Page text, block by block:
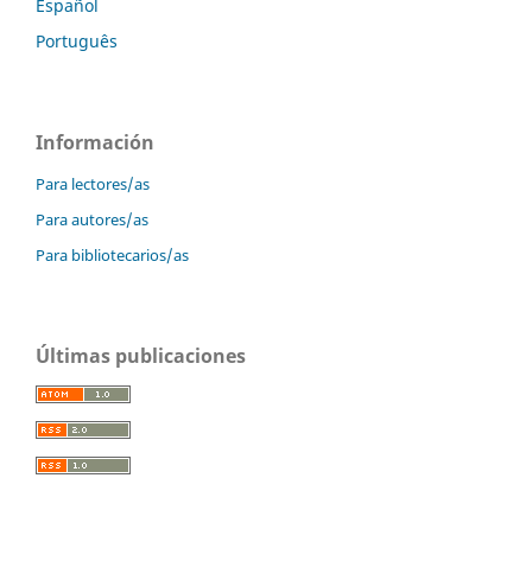
Español
Português
Información
Para lectores/as
Para autores/as
Para bibliotecarios/as
Últimas publicaciones